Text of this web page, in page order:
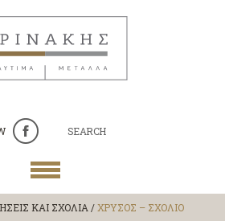
SEARCH
ΚΑΙ ΣΧΟΛΙΑ /ΧΡΥΣΟΣ – ΣΧΟΛΙΟ